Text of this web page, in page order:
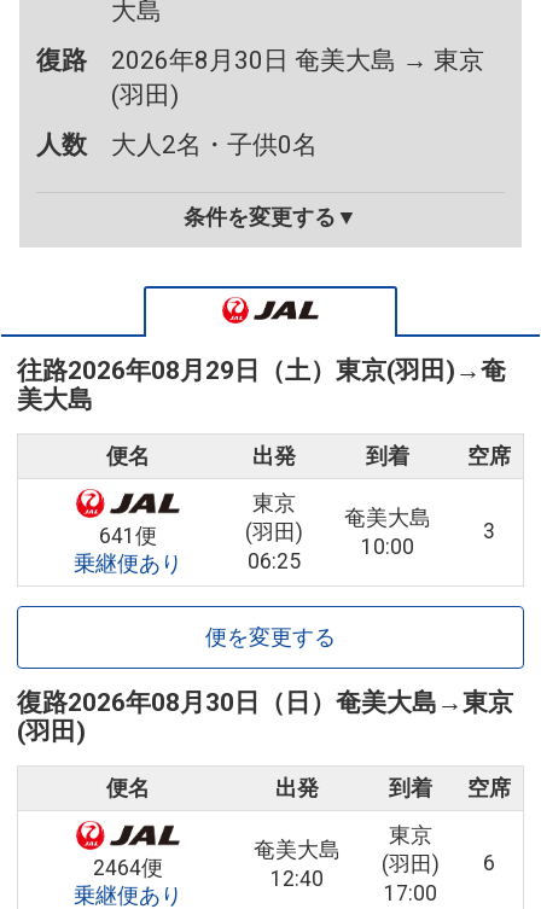
大島
復路
2026年8月30日 奄美大島 → 東京
(羽田)
人数
大人2名・子供0名
条件を変更する▼
往路2026年08月29日（土） 東京(羽田) →奄
美大島
便名 出発 到着 空席
641便
乗継便あり
東京
(羽田)
06:25
奄美大島
10:00
3
便を変更する
復路2026年08月30日（日） 奄美大島 →東京
(羽田)
便名 出発 到着 空席
2464便
乗継便あり
奄美大島
12:40
東京
(羽田)
17:00
6